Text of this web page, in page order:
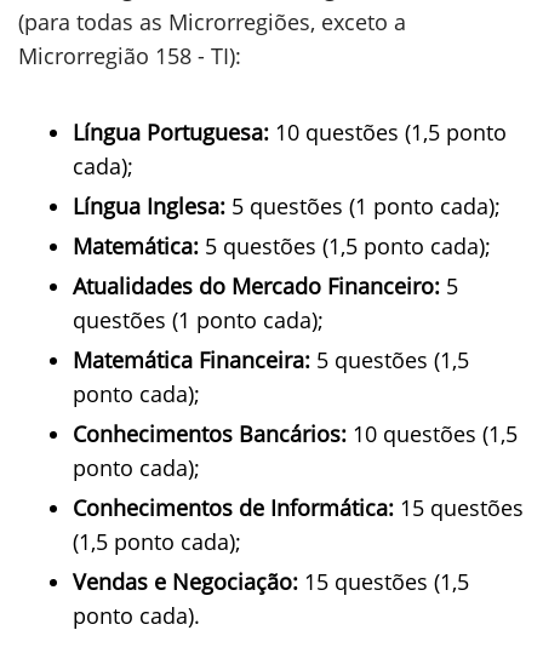
(para todas as Microrregiões, exceto a
Microrregião 158 - TI):
Língua Portuguesa: 10 questões (1,5 ponto
cada);
Língua Inglesa: 5 questões (1 ponto cada);
Matemática: 5 questões (1,5 ponto cada);
Atualidades do Mercado Financeiro: 5
questões (1 ponto cada);
Matemática Financeira: 5 questões (1,5
ponto cada);
Conhecimentos Bancários: 10 questões (1,5
ponto cada);
Conhecimentos de Informática: 15 questões
(1,5 ponto cada);
Vendas e Negociação: 15 questões (1,5
ponto cada).